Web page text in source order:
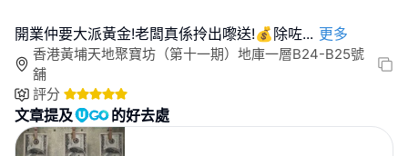
開業仲要大派黃金!老闆真係拎出嚟送!💰除咗... 更多
香港黃埔天地聚寶坊（第十一期）地庫一層B24-B25號
舖
評分
文章提及 的好去處